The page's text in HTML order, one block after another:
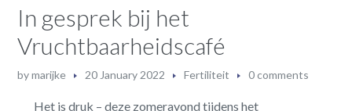
In gesprek bij het
Vruchtbaarheidscafé
bymarijke 20 January 2022 Fertiliteit 0 comments
Het is druk – deze zomeravond tijdens het